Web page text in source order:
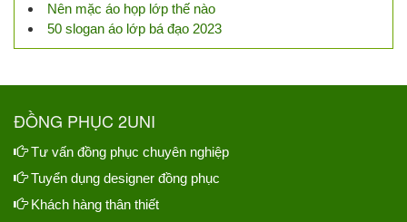
Nên mặc áo họp lớp thế nào
50 slogan áo lớp bá đạo 2023
ĐỒNG PHỤC 2UNI
Tư vấn đồng phục chuyên nghiệp
Tuyển dụng designer đồng phục
Khách hàng thân thiết